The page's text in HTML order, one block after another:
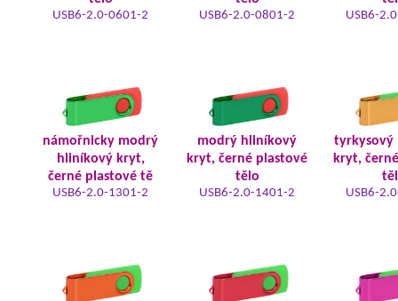
USB6-2.0-0601-2 USB6-2.0-0801-2 USB6-
námořnicky modrý
hliníkový kryt,
černé plastové tě
USB6-2.0-1301-2
modrý hliníkový
kryt, černé plastové
tělo
USB6-2.0-1401-2
tyrkysový
kryt,
USB6-